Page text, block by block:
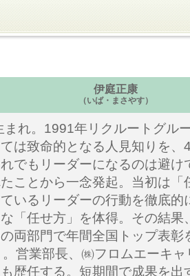
伊庭正康
（いば・まさやす）
まれ。1991年リクルートグル
は致命的となる人見知りを
でもリーダーになるのは避け
ことから一念発起。当初は「
いるリーダーの行動を徹底的
「任せ方」を体得。その結果
両部門で年間全国トップ表彰
営業部長、㈱フロムエーキ
歴任する。短期間で成果を出